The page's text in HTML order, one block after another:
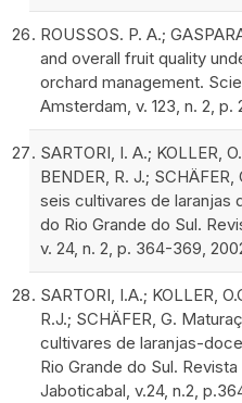
ROUSSOS. P. A.;
and overall fruit quality
orchard management.
Amsterdam, v. 123, n. 2, p.
SARTORI, I. A.; KOLLER,
BENDER, R. J.;
seis cultivares de laranjas
do Rio Grande do Sul.
v. 24, n. 2, p. 364-369,
SARTORI, I.A.; KOLLER,
R.J.; SCHÄFER, G.
cultivares de laranjas-
Rio Grande do Sul.
Jaboticabal, v.24, n.2,